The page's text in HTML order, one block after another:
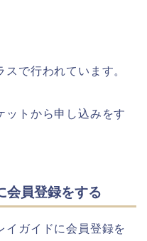
で行われています。
ットから申し込みをす
員登録をする
イガイドに会員登録を